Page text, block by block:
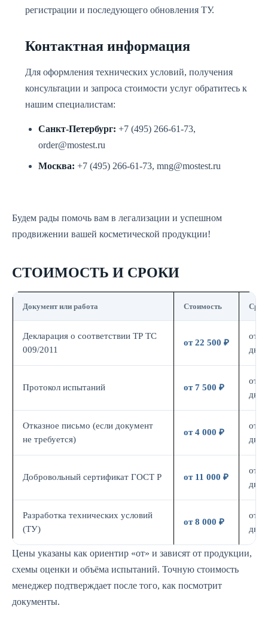
регистрации и последующего обновления ТУ.
Контактная информация
Для оформления технических условий, получения
консультации и запроса стоимости услуг обратитесь к
нашим специалистам:
Санкт-Петербург: +7 (495) 266-61-73,
order@mostest.ru
Москва: +7 (495) 266-61-73, mng@mostest.ru
Будем рады помочь вам в легализации и успешном
продвижении вашей косметической продукции!
СТОИМОСТЬ И СРОКИ
Документ или работа Стоимость Срок
Декларация о соответствии ТР ТС
009/2011
от 22 500 ₽
от 7
дн.
Протокол испытаний от 7 500 ₽
от 7
дн.
Отказное письмо (если документ
не требуется)
от 4 000 ₽
от 3
дн.
Добровольный сертификат ГОСТ Р от 11 000 ₽
от 7
дн.
Разработка технических условий
(ТУ)
от 8 000 ₽
от 5
дн.
Цены указаны как ориентир «от» и зависят от продукции,
схемы оценки и объёма испытаний. Точную стоимость
менеджер подтверждает после того, как посмотрит
документы.